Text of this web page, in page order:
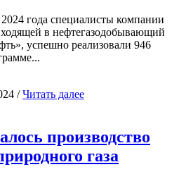
года специалисты компании
в нефтегазодобывающий
успешно реализовали 946
/Читать далее
производство
газа